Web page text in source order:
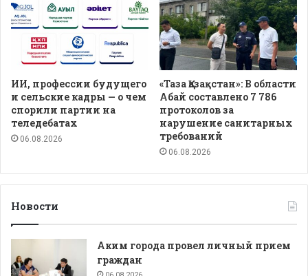
ИИ, профессии будущего
и сельские кадры — о чем
спорили партии на
теледебатах
06.08.2026
«Таза Қазақстан»: В области
Абай составлено 7 786
протоколов за
нарушение санитарных
требований
06.08.2026
Новости
Аким города провел личный прием
граждан